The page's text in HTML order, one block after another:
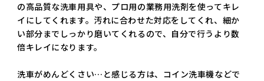
の高品質な洗車用具や、プロ用の業務用洗剤を使ってキレ
イにしてくれます。汚れに合わせた対応をしてくれ、細か
い部分までしっかり磨いてくれるので、自分で行うより数
倍キレイになります。
洗車がめんどくさい…と感じる方は、コイン洗車機などで